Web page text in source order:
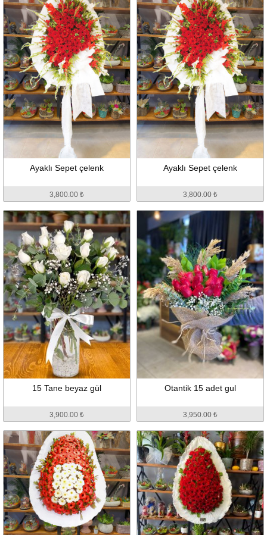
Ayaklı Sepet çelenk
3,800.00 ₺
Ayaklı Sepet çelenk
3,800.00 ₺
15 Tane beyaz gül
3,900.00 ₺
Otantik 15 adet gul
3,950.00 ₺